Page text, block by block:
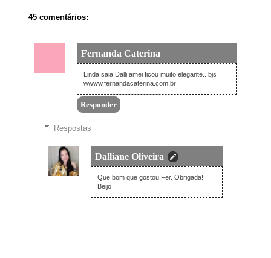
45 comentários:
Fernanda Caterina
1 de fevereiro de 2016 04:39
Linda saia Dalli amei ficou muito elegante.. bjs
wwww.fernandacaterina.com.br
Responder
Respostas
Dalliane Oliveira
3 de fevereiro de 2016 20:39
Que bom que gostou Fer. Obrigada!
Beijo